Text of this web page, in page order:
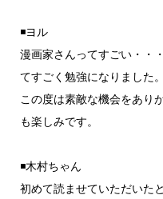
◾️ヨル
漫画家さんってすごい・・
てすごく勉強になりました。
この度は素敵な機会をあり
も楽しみです。
◾️木村ちゃん
初めて読ませていただいた